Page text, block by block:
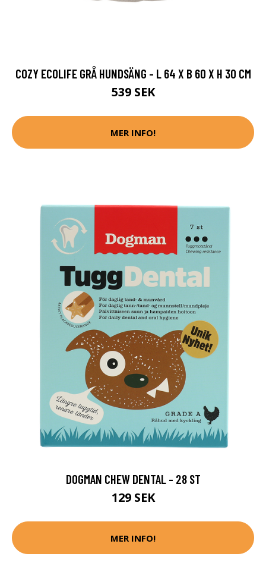
COZY ECOLIFE GRÅ HUNDSÄNG - L 64 X B 60 X H 30 CM
539 SEK
MER INFO!
DOGMAN CHEW DENTAL - 28 ST
129 SEK
MER INFO!